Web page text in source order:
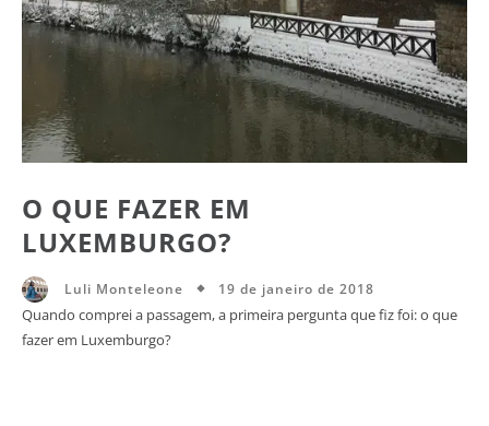
O QUE FAZER EM
LUXEMBURGO?
Luli Monteleone 19 de janeiro de 2018
Quando comprei a passagem, a primeira pergunta que fiz foi: o que
fazer em Luxemburgo?